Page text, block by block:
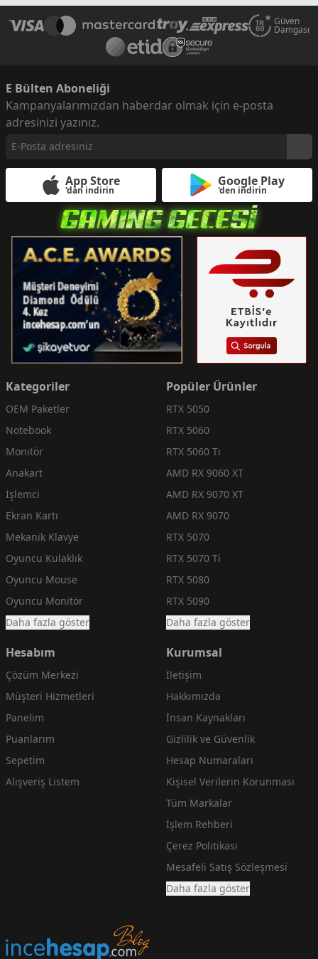
Güven
Damgası
E Bülten Aboneliği
Kampanyalarımızdan haberdar olmak için e-posta
adresinizi yazınız.
App Store
'dan indirin
Google Play
'den indirin
Kategoriler
OEM Paketler
Notebook
Monitör
Anakart
İşlemci
Ekran Kartı
Mekanik Klavye
Oyuncu Kulaklık
Oyuncu Mouse
Oyuncu Monitör
Daha fazla göster
Popüler Ürünler
RTX 5050
RTX 5060
RTX 5060 Ti
AMD RX 9060 XT
AMD RX 9070 XT
AMD RX 9070
RTX 5070
RTX 5070 Ti
RTX 5080
RTX 5090
Daha fazla göster
Hesabım
Çözüm Merkezi
Müşteri Hizmetleri
Panelim
Puanlarım
Sepetim
Alışveriş Listem
Kurumsal
İletişim
Hakkımızda
İnsan Kaynakları
Gizlilik ve Güvenlik
Hesap Numaraları
Kişisel Verilerin Korunması
Tüm Markalar
İşlem Rehberi
Çerez Politikası
Mesafeli Satış Sözleşmesi
Daha fazla göster